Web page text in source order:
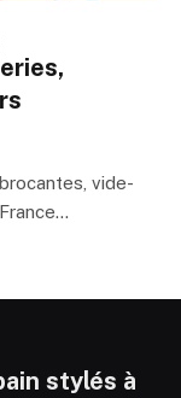
vide-
stylés à